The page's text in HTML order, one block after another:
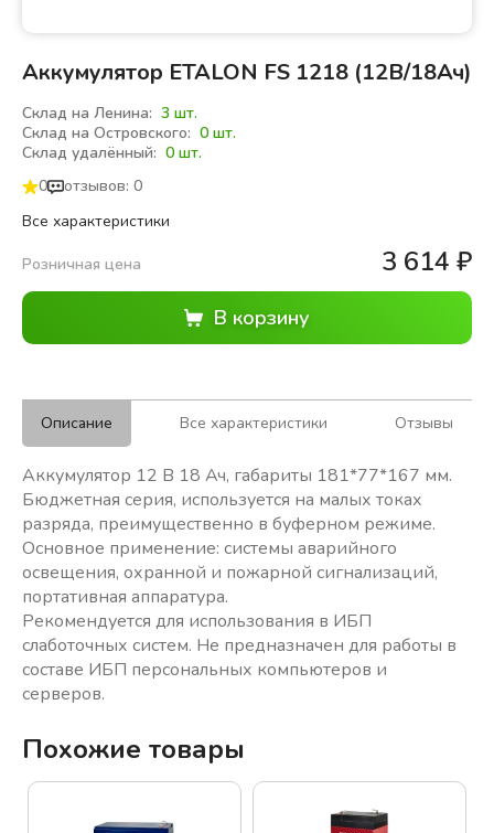
Аккумулятор ETALON FS 1218 (12В/18Ач)
Склад на Ленина: 3 шт.
Склад на Островского: 0 шт.
Склад удалённый: 0 шт.
0
отзывов: 0
Все характеристики
Розничная цена 3 614 ₽
Описание Все характеристики Отзывы
Аккумулятор 12 В 18 Ач, габариты 181*77*167 мм.
Бюджетная серия, используется на малых токах
разряда, преимущественно в буферном режиме.
Основное применение: системы аварийного
освещения, охранной и пожарной сигнализаций,
портативная аппаратура.
Рекомендуется для использования в ИБП
слаботочных систем. Не предназначен для работы в
составе ИБП персональных компьютеров и
серверов.
Похожие товары